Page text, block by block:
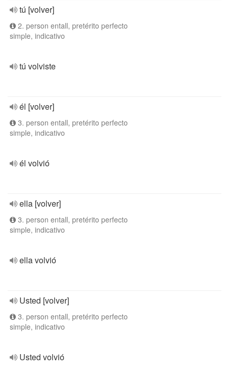
tú [volver]
2. person entall, pretérito perfecto
simple, indicativo
tú volviste
él [volver]
3. person entall, pretérito perfecto
simple, indicativo
él volvió
ella [volver]
3. person entall, pretérito perfecto
simple, indicativo
ella volvió
Usted [volver]
3. person entall, pretérito perfecto
simple, indicativo
Usted volvió